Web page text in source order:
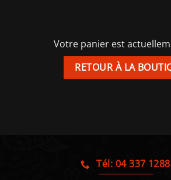
Votre panier est
RETOUR À LA
Tél: 04 337 1288